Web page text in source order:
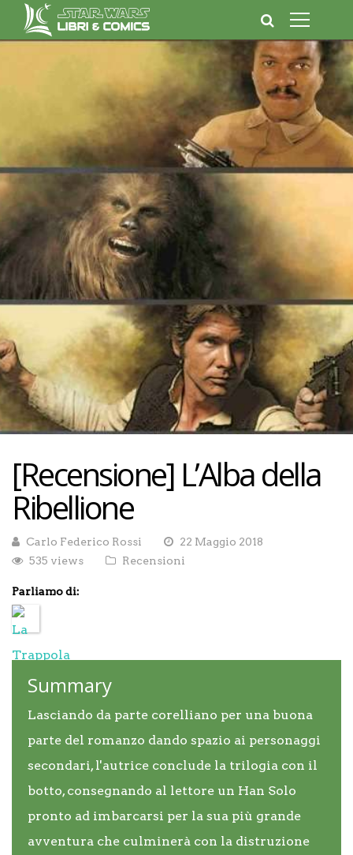
[Recensione] L’Alba della
Ribellione
Carlo Federico Rossi
22 Maggio 2018
535 views
Recensioni
Parliamo di:
Summary
Lasciando da parte corelliano per una buona
parte del romanzo dando spazio ai personaggi
secondari, l'autrice conclude la trilogia con il
botto, consegnando al lettore un Han Solo
pronto ad imbarcarsi per la sua più grande
avventura che culminerà con la distruzione